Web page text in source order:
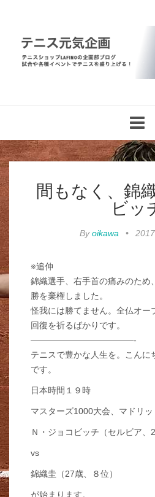
間もなく、錦
ビッ
Byoikawa •
※追伸
錦織選手、右手首の痛みのため
勝を棄権しました。
怪我には勝てません。全仏オー
回復を祈るばかりです。
————————————-
テニスで豊かな人生を。こんに
です。
日本時間１９時
マスターズ1000大会、マドリ
Ｎ・ジョコビッチ（セルビア、
vs
錦織圭（27歳、８位）
が始まります。